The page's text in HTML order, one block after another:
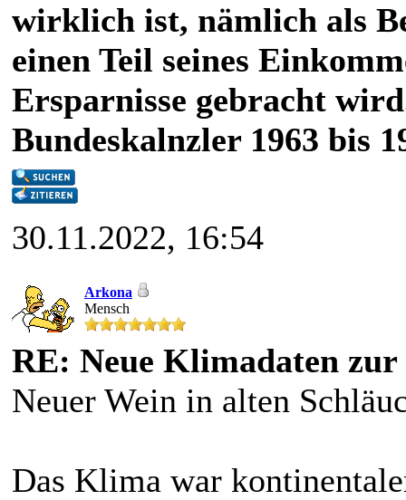
wirklich ist, nämlich als
einen Teil seines
Ersparnisse gebracht
Bundeskalnzler 1963 bis
30.11.2022, 16:54
Arkona
Mensch
RE: Neue Klimadaten
Neuer Wein in alten
Das Klima war